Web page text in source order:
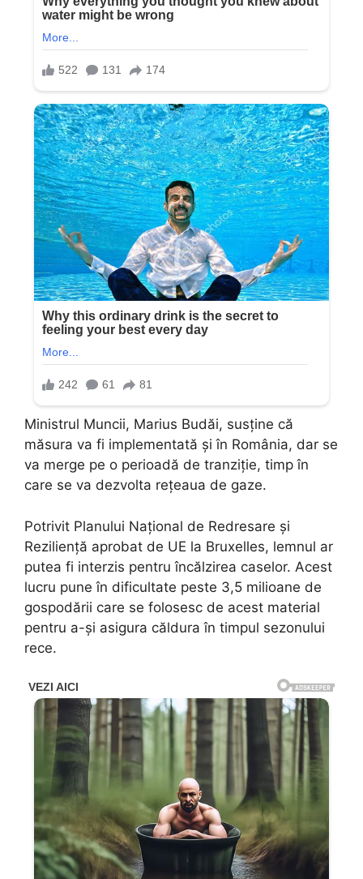
Ministrul Muncii, Marius Budăi, susține că
măsura va fi implementată și în România, dar se
va merge pe o perioadă de tranziție, timp în
care se va dezvolta rețeaua de gaze.
Potrivit Planului Național de Redresare și
Reziliență aprobat de UE la Bruxelles, lemnul ar
putea fi interzis pentru încălzirea caselor. Acest
lucru pune în dificultate peste 3,5 milioane de
gospodării care se folosesc de acest material
pentru a-și asigura căldura în timpul sezonului
rece.